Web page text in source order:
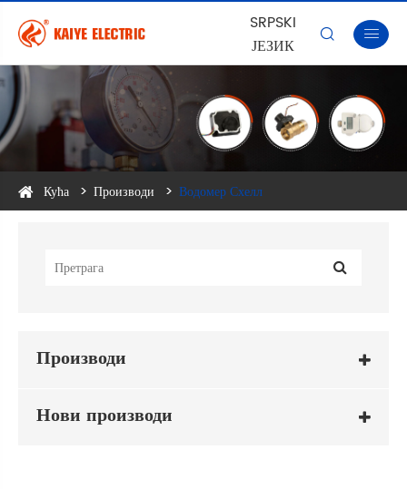
SRPSKI
ЈЕЗИК
 
Кућа Производи Водомер Схелл
Производи
Нови производи